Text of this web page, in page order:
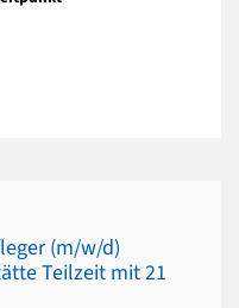
(m/w/d)
Teilzeit mit 21